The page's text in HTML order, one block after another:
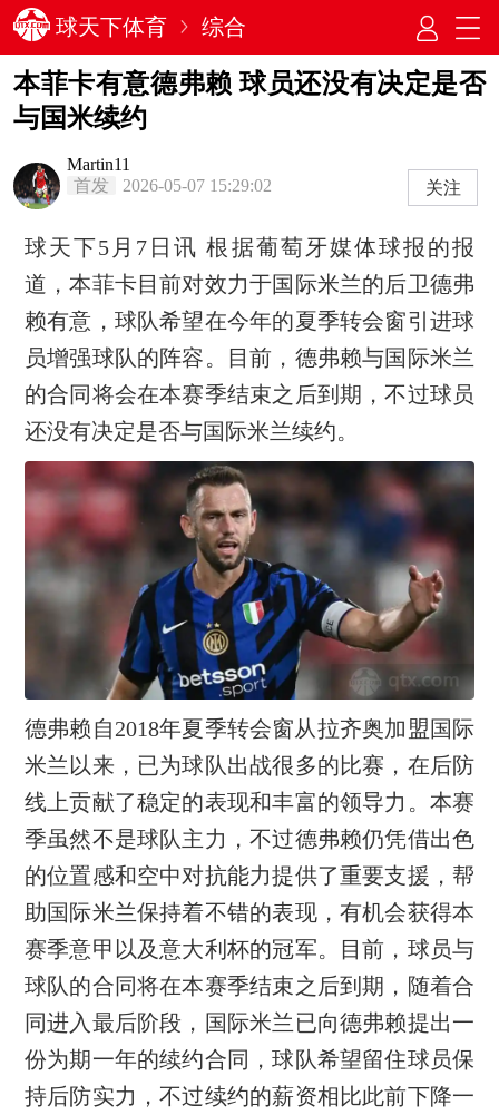
球天下体育 综合
本菲卡有意德弗赖 球员还没有决定是否
与国米续约
Martin11
首发
2026-05-07 15:29:02 关注
球天下5月7日讯 根据葡萄牙媒体球报的报
道，本菲卡目前对效力于国际米兰的后卫德弗
赖有意，球队希望在今年的夏季转会窗引进球
员增强球队的阵容。目前，德弗赖与国际米兰
的合同将会在本赛季结束之后到期，不过球员
还没有决定是否与国际米兰续约。
德弗赖自2018年夏季转会窗从拉齐奥加盟国际
米兰以来，已为球队出战很多的比赛，在后防
线上贡献了稳定的表现和丰富的领导力。本赛
季虽然不是球队主力，不过德弗赖仍凭借出色
的位置感和空中对抗能力提供了重要支援，帮
助国际米兰保持着不错的表现，有机会获得本
赛季意甲以及意大利杯的冠军。目前，球员与
球队的合同将在本赛季结束之后到期，随着合
同进入最后阶段，国际米兰已向德弗赖提出一
份为期一年的续约合同，球队希望留住球员保
持后防实力，不过续约的薪资相比此前下降一